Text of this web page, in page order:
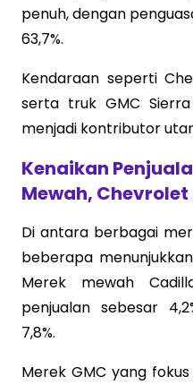
penuh, dengan
63,7%.
Kendaraan seperti
serta truk GMC
menjadi kontributor
Kenaikan
Mewah,
Di antara berbagai
beberapa
Merek mewah
penjualan sebesar
7,8%.
Merek GMC yang